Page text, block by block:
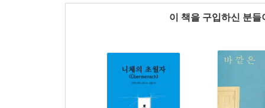
이 책을 구입하신 분